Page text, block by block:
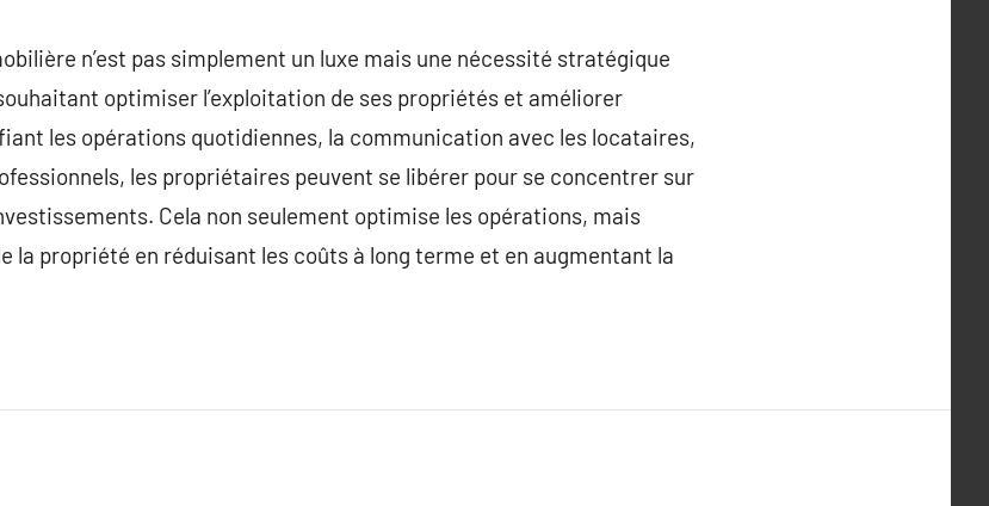
n’est pas simplement un luxe mais une nécessité stratégique
optimiser l’exploitation de ses propriétés et améliorer
les opérations quotidiennes, la communication avec les locataires,
les propriétaires peuvent se libérer pour se concentrer sur
Cela non seulement optimise les opérations, mais
la propriété en réduisant les coûts à long terme et en augmentant la